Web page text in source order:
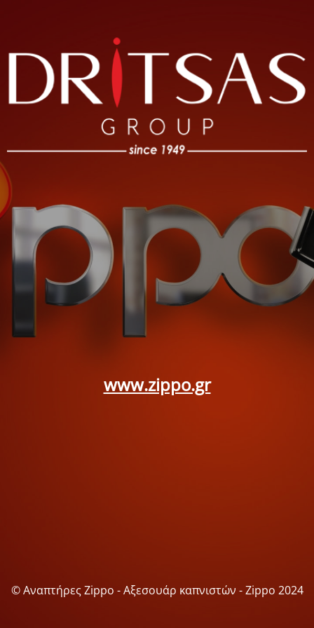
www.zippo.gr
© Αναπτήρες Zippo - Αξεσουάρ καπνιστών - Zippo 2024